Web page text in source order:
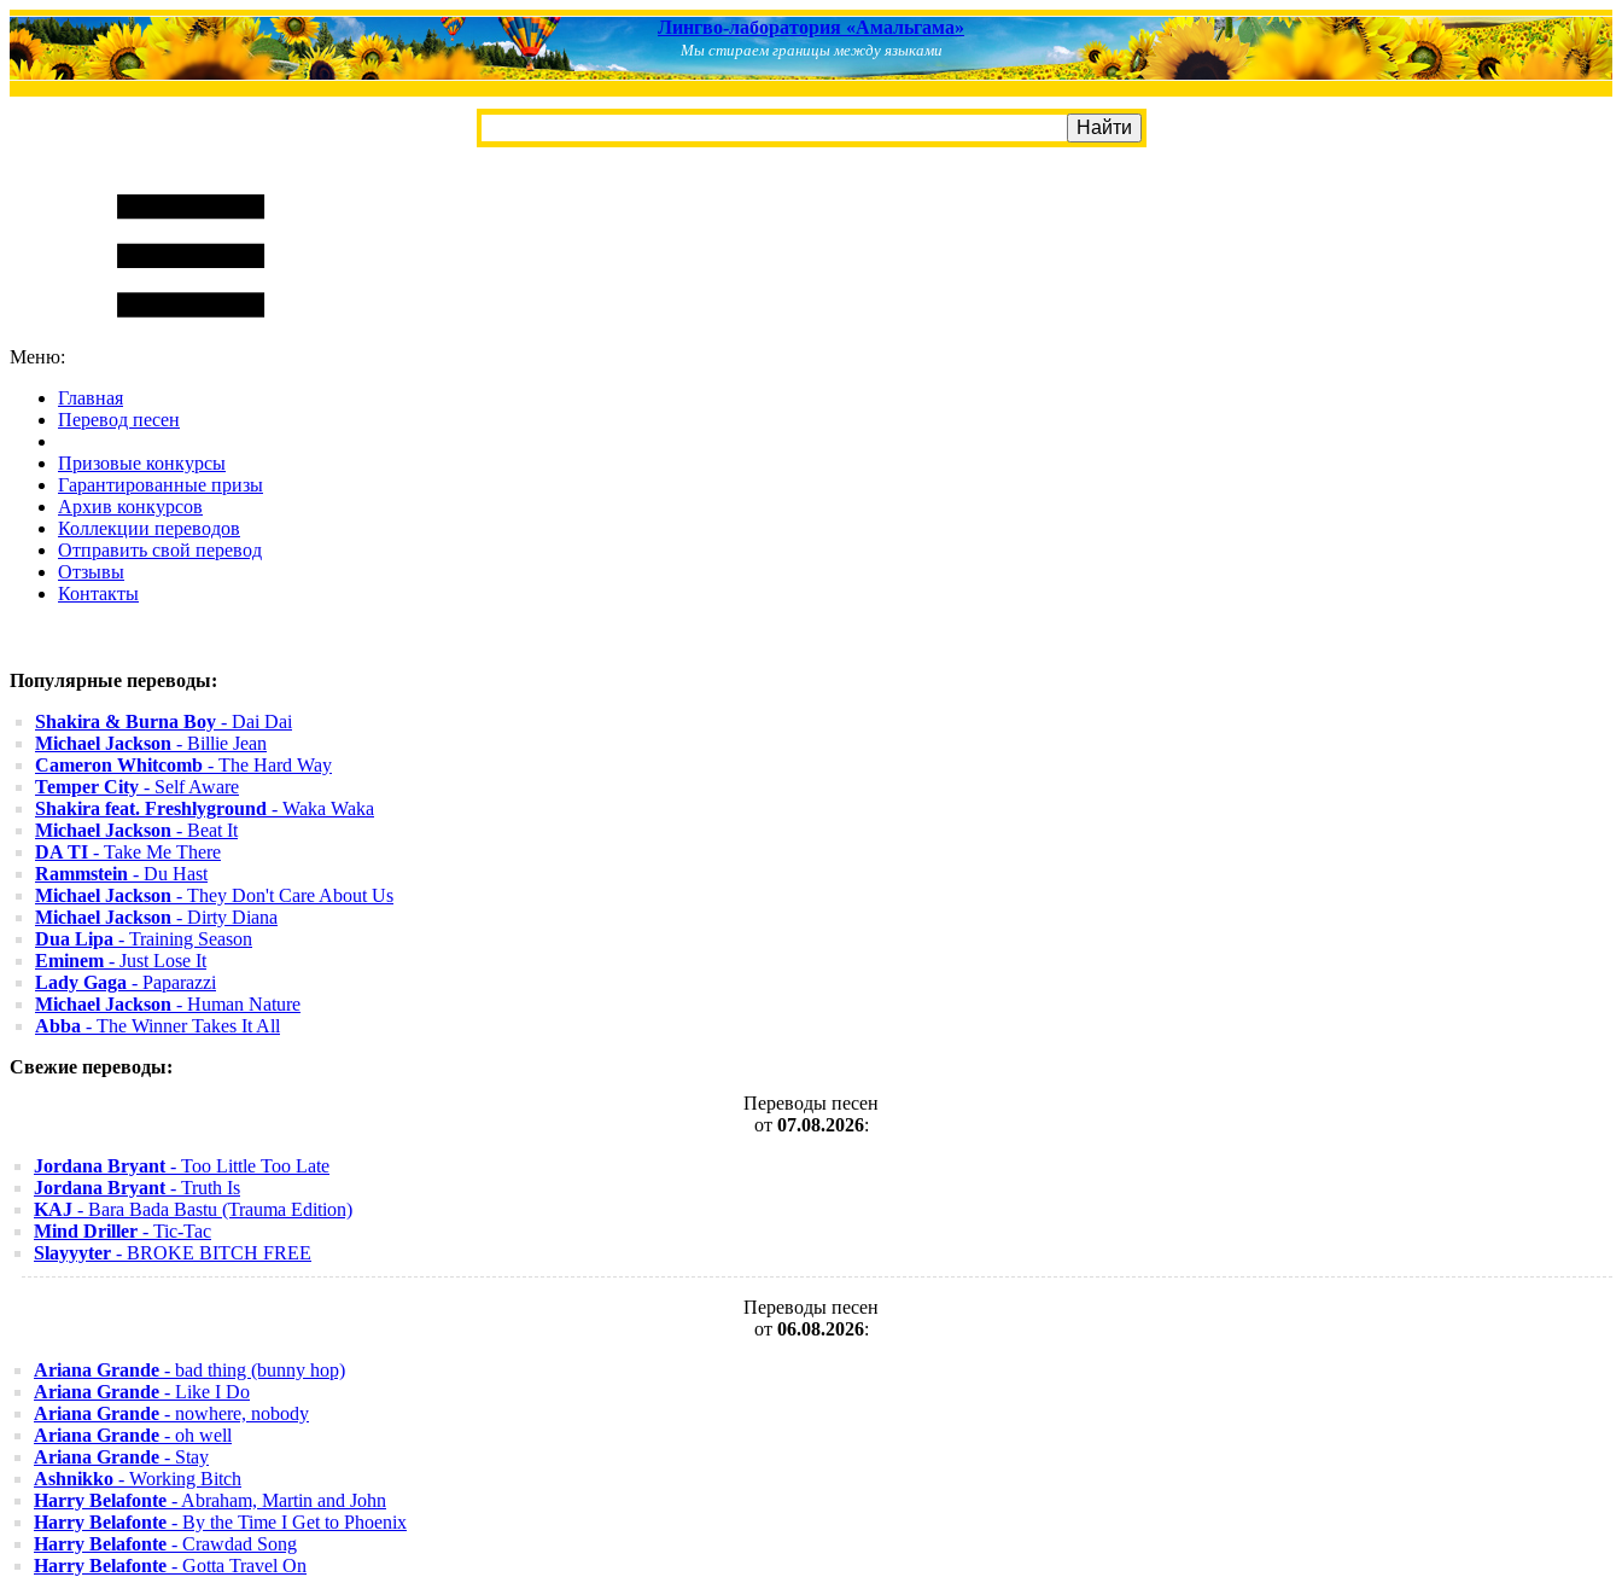
Лингво-лаборатория «Амальгама»
Мы стираем границы между языками
Меню:
Главная
Перевод песен
Призовые конкурсы
Гарантированные призы
Архив конкурсов
Коллекции переводов
Отправить свой перевод
Отзывы
Контакты
Популярные переводы:
Shakira & Burna Boy - Dai Dai
Michael Jackson - Billie Jean
Cameron Whitcomb - The Hard Way
Temper City - Self Aware
Shakira feat. Freshlyground - Waka Waka
Michael Jackson - Beat It
DA TI - Take Me There
Rammstein - Du Hast
Michael Jackson - They Don't Care About Us
Michael Jackson - Dirty Diana
Dua Lipa - Training Season
Eminem - Just Lose It
Lady Gaga - Paparazzi
Michael Jackson - Human Nature
Abba - The Winner Takes It All
Свежие переводы:
Переводы песен
от 07.08.2026:
Jordana Bryant - Too Little Too Late
Jordana Bryant - Truth Is
KAJ - Bara Bada Bastu (Trauma Edition)
Mind Driller - Tic-Tac
Slayyyter - BROKE BITCH FREE
Переводы песен
от 06.08.2026:
Ariana Grande - bad thing (bunny hop)
Ariana Grande - Like I Do
Ariana Grande - nowhere, nobody
Ariana Grande - oh well
Ariana Grande - Stay
Ashnikko - Working Bitch
Harry Belafonte - Abraham, Martin and John
Harry Belafonte - By the Time I Get to Phoenix
Harry Belafonte - Crawdad Song
Harry Belafonte - Gotta Travel On